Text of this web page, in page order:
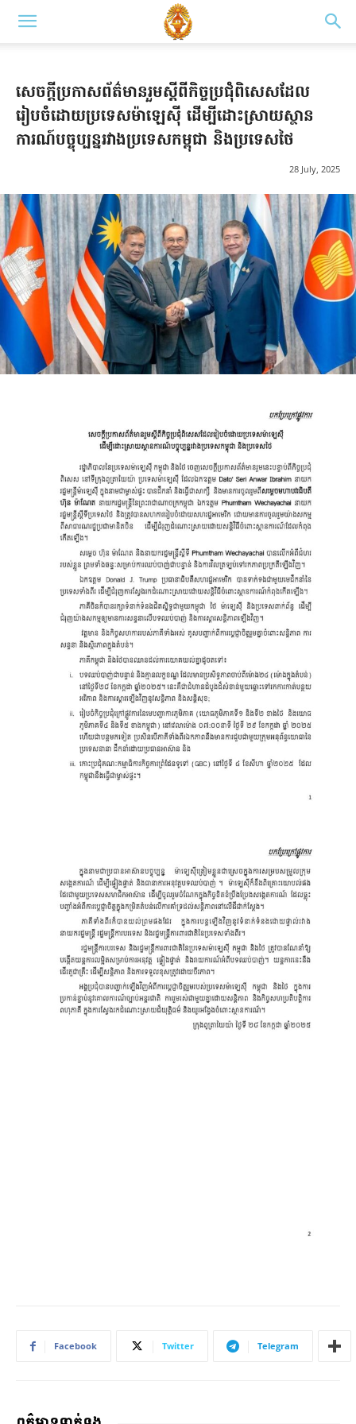
សេចក្តីប្រកាសព័ត៌មានរួមស្តីពីកិច្ចប្រជុំពិសេសដែល
រៀបចំដោយប្រទេសម៉ាឡេស៊ី ដើម្បីដោះស្រាយស្ថាន
ការណ៍បច្ចុប្បន្នរវាងប្រទេសកម្ពុជា និងប្រទេសថៃ
28 July, 2025
Facebook Twitter Telegram